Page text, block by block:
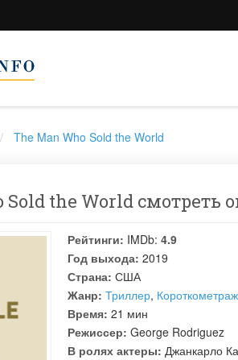
The Man Who Sold the World
the World смотреть
Рейтинги: IMDb: 4.9
Год выхода: 2019
Страна: США
Жанр: Триллер,
Время: 21 мин
Режиссер: George Rodriguez
В ролях актеры: Джанкарло